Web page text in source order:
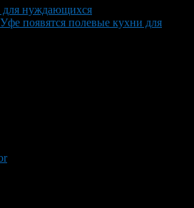
для нуждающихся
появятся полевые кухни для